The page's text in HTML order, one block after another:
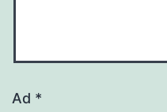
Ad *